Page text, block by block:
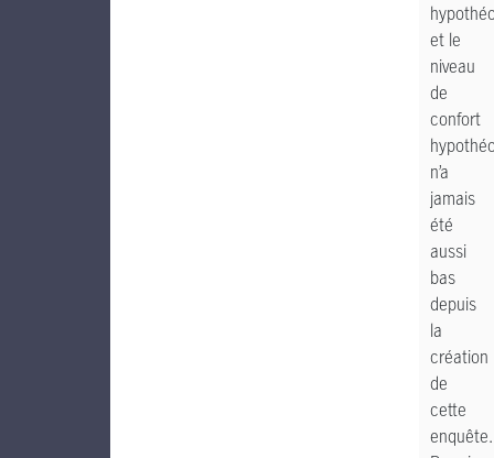
et le
niveau
de
confort
n’a
jamais
été
aussi
bas
depuis
la
création
de
cette
enquête.